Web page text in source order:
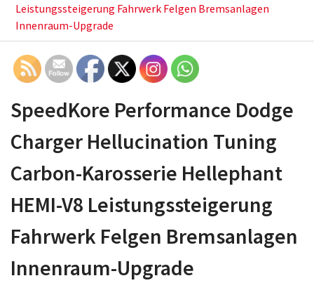
Leistungssteigerung Fahrwerk Felgen Bremsanlagen
Innenraum-Upgrade
SpeedKore Performance Dodge
Charger Hellucination Tuning
Carbon-Karosserie Hellephant
HEMI-V8 Leistungssteigerung
Fahrwerk Felgen Bremsanlagen
Innenraum-Upgrade